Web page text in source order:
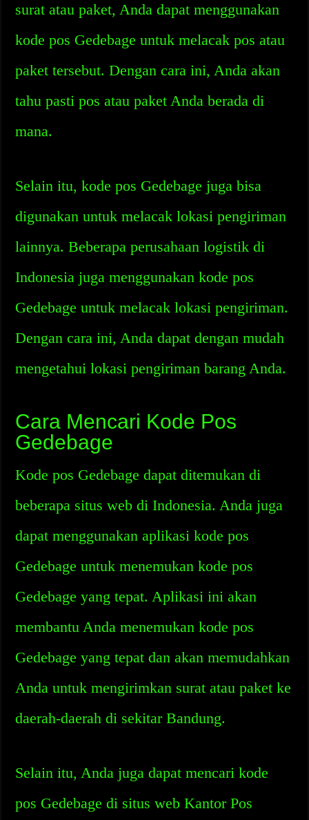
surat atau paket, Anda dapat menggunakan
kode pos Gedebage untuk melacak pos atau
paket tersebut. Dengan cara ini, Anda akan
tahu pasti pos atau paket Anda berada di
mana.
Selain itu, kode pos Gedebage juga bisa
digunakan untuk melacak lokasi pengiriman
lainnya. Beberapa perusahaan logistik di
Indonesia juga menggunakan kode pos
Gedebage untuk melacak lokasi pengiriman.
Dengan cara ini, Anda dapat dengan mudah
mengetahui lokasi pengiriman barang Anda.
Cara Mencari Kode Pos
Gedebage
Kode pos Gedebage dapat ditemukan di
beberapa situs web di Indonesia. Anda juga
dapat menggunakan aplikasi kode pos
Gedebage untuk menemukan kode pos
Gedebage yang tepat. Aplikasi ini akan
membantu Anda menemukan kode pos
Gedebage yang tepat dan akan memudahkan
Anda untuk mengirimkan surat atau paket ke
daerah-daerah di sekitar Bandung.
Selain itu, Anda juga dapat mencari kode
pos Gedebage di situs web Kantor Pos